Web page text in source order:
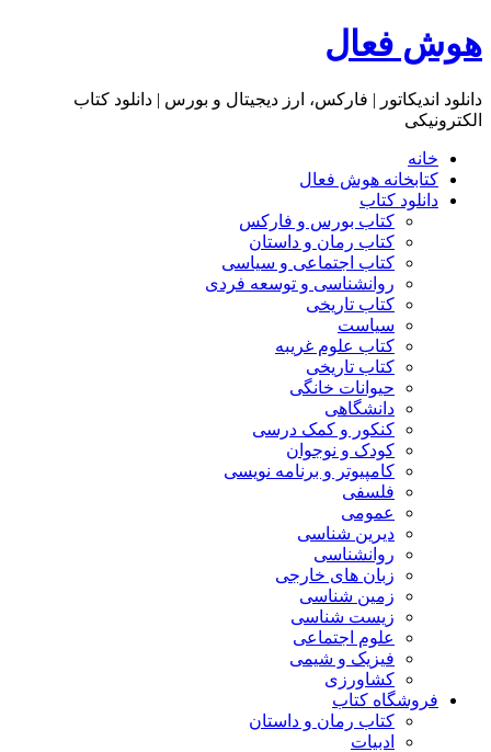
هوش فعال
دانلود اندیکاتور | فارکس، ارز دیجیتال و بورس | دانلود کتاب
الکترونیکی
خانه
کتابخانه هوش فعال
دانلود کتاب
کتاب بورس و فارکس
کتاب رمان و داستان
کتاب اجتماعی و سیاسی
روانشناسی و توسعه فردی
کتاب تاریخی
سیاست
کتاب علوم غریبه
کتاب تاریخی
حیوانات خانگی
دانشگاهی
کنکور و کمک‌ درسی
کودک و نوجوان
کامپیوتر و برنامه نویسی
فلسفی
عمومی
دیرین شناسی
روانشناسی
زبان های خارجی
زمین شناسی
زیست شناسی
علوم اجتماعی
فیزیک و شیمی
کشاورزی
فروشگاه کتاب
کتاب رمان و داستان
ادبیات